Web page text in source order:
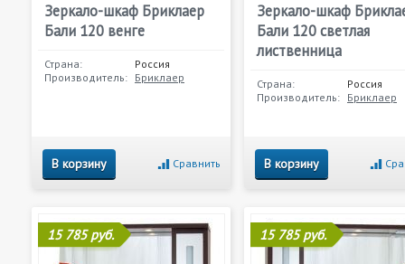
Зеркало-шкаф Бриклаер
Бали 120 венге
Страна:
Россия
Производитель: Бриклаер
В корзину Сравнить
Зеркало-шкаф
Бали 120 светлая
лиственница
Страна:
Россия
Производитель: Бриклаер
В корзину
15 785 руб. 15 785 руб.